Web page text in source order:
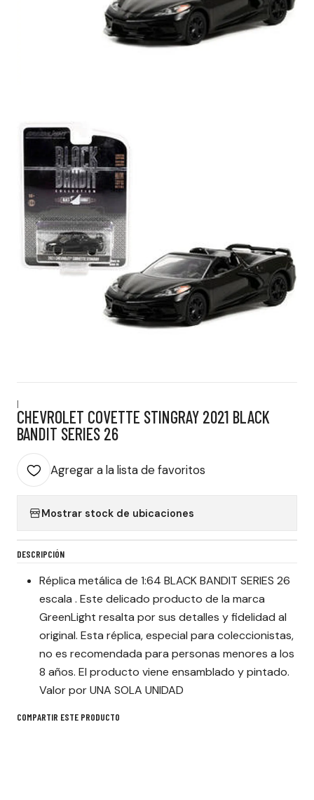
|
CHEVROLET COVETTE STINGRAY 2021 BLACK
BANDIT SERIES 26
Agregar a la lista de favoritos
Mostrar stock de ubicaciones
DESCRIPCIÓN
Réplica metálica de 1:64 BLACK BANDIT SERIES 26
escala . Este delicado producto de la marca
GreenLight resalta por sus detalles y fidelidad al
original. Esta réplica, especial para coleccionistas,
no es recomendada para personas menores a los
8 años. El producto viene ensamblado y pintado.
Valor por UNA SOLA UNIDAD
COMPARTIR ESTE PRODUCTO